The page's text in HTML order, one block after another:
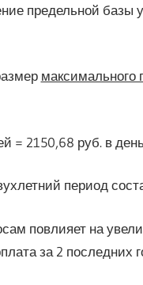
предельной
максимального
= 2150,68 руб. в день
период
повлияет на
за 2 последних